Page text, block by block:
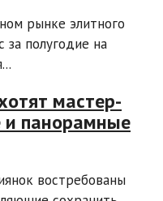
рынке элитного
полугодие на
мастер-
и панорамные
востребованы